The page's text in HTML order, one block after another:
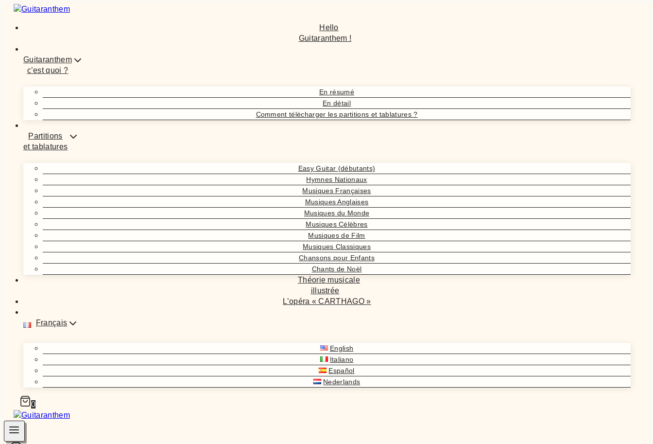
Aller
contenu
Hello
Guitaranthem !
Guitaranthem
c’est quoi ?
En résumé
En détail
Comment télécharger les partitions et tablatures ?
Partitions
et tablatures
Easy Guitar (débutants)
Hymnes Nationaux
Musiques Françaises
Musiques Anglaises
Musiques du Monde
Musiques Célèbres
Musiques de Film
Musiques Classiques
Chansons pour Enfants
Chants de Noël
Théorie musicale
illustrée
L’opéra « CARTHAGO »
Français
English
Italiano
Español
Nederlands
0